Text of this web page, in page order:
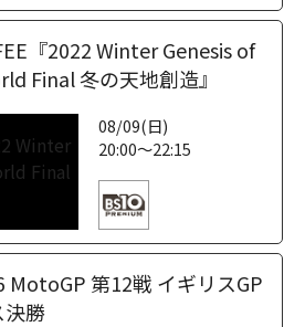
『2022 Winter Genesis of
Final 冬の天地創造』
08/09(日)
20:00～22:15
MotoGP 第12戦 イギリスGP
勝